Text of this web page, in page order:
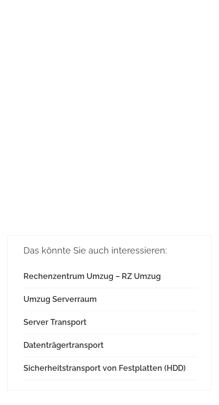
Das könnte Sie auch interessieren:
Rechenzentrum Umzug – RZ Umzug
Umzug Serverraum
Server Transport
Datenträgertransport
Sicherheitstransport von Festplatten (HDD)